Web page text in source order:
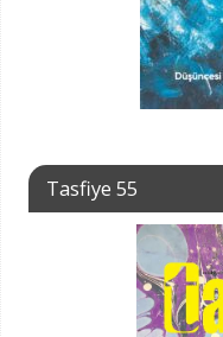
Tasfiye 55